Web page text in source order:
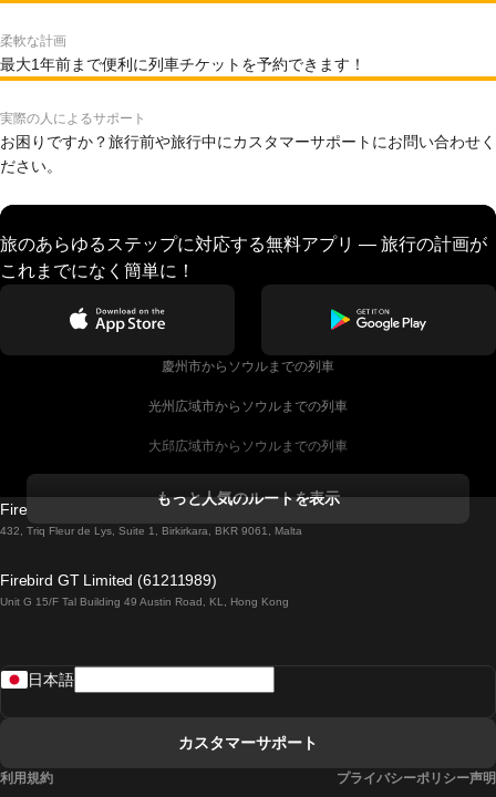
柔軟な計画
最大1年前まで便利に列車チケットを予約できます！
実際の人によるサポート
お困りですか？旅行前や旅行中にカスタマーサポートにお問い合わせく
ださい。
旅のあらゆるステップに対応する無料アプリ — 旅行の計画が
これまでになく簡単に！
慶州市からソウルまでの列車
光州広域市からソウルまでの列車
大邱広域市からソウルまでの列車
ダブリンからゴールウェイまでの列車
ローマからナポリまでの列車
もっと人気のルートを表示
Firebird GT Limited (OC 1451)
432, Triq Fleur de Lys, Suite 1, Birkirkara, BKR 9061, Malta
Firebird GT Limited (61211989)
Unit G 15/F Tal Building 49 Austin Road, KL, Hong Kong
日本語
カスタマーサポート
利用規約 プライバシーポリシー声明